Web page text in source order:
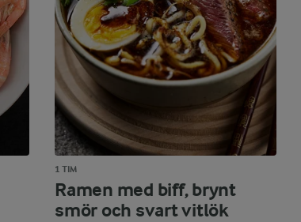
1 TIM
Ramen med biff, brynt
smör och svart vitlök